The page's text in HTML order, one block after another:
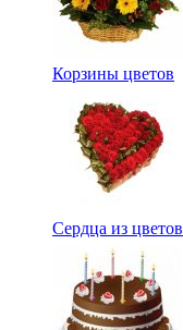
Корзины цветов
Сердца из цветов